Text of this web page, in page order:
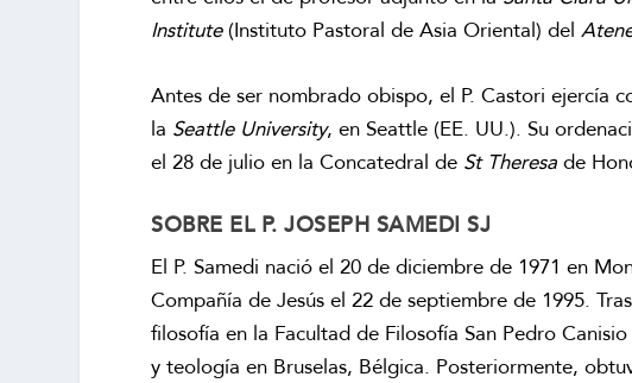
Institute(Instituto Pastoral de Asia Oriental) del
Antes de ser nombrado obispo, el P. Castori ejercía
la Seattle University, en Seattle (EE. UU.). Su
el 28 de julio en la Concatedral de St Theresa de
SOBRE EL P. JOSEPH SAMEDI SJ
El P. Samedi nació el 20 de diciembre de 1971 en
Compañía de Jesús el 22 de septiembre de 1995.
filosofía en la Facultad de Filosofía San Pedro
y teología en Bruselas, Bélgica. Posteriormente,